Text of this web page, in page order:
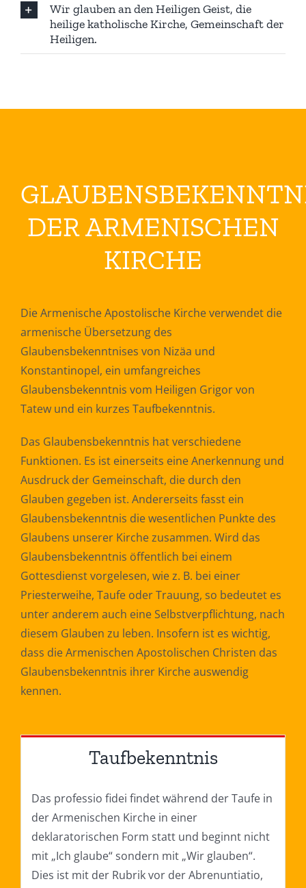
Wir glauben an den Heiligen Geist, die
heilige katholische Kirche, Gemeinschaft der
Heiligen.
DER ARMENISCHEN
KIRCHE
Die Armenische Apostolische Kirche verwendet die
armenische Übersetzung des
Glaubensbekenntnises von Nizäa und
Konstantinopel, ein umfangreiches
Glaubensbekenntnis vom Heiligen Grigor von
Tatew und ein kurzes Taufbekenntnis.
Das Glaubensbekenntnis hat verschiedene
Funktionen. Es ist einerseits eine Anerkennung und
Ausdruck der Gemeinschaft, die durch den
Glauben gegeben ist. Andererseits fasst ein
Glaubensbekenntnis die wesentlichen Punkte des
Glaubens unserer Kirche zusammen. Wird das
Glaubensbekenntnis öffentlich bei einem
Gottesdienst vorgelesen, wie z. B. bei einer
Priesterweihe, Taufe oder Trauung, so bedeutet es
unter anderem auch eine Selbstverpflichtung, nach
diesem Glauben zu leben. Insofern ist es wichtig,
dass die Armenischen Apostolischen Christen das
Glaubensbekenntnis ihrer Kirche auswendig
kennen.
Taufbekenntnis
Das professio fidei findet während der Taufe in
der Armenischen Kirche in einer
deklaratorischen Form statt und beginnt nicht
mit „Ich glaube“ sondern mit „Wir glauben“.
Dies ist mit der Rubrik vor der Abrenuntiatio,